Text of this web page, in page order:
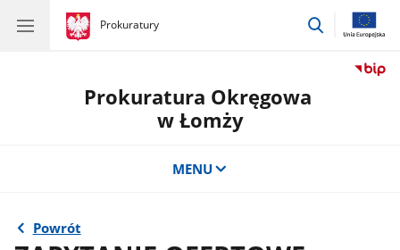
gov.pl
Prokuratury
gov.pl
Prokuratury
przejdź
Prokuratura Okręgowa
w Łomży
MENU
Powrót